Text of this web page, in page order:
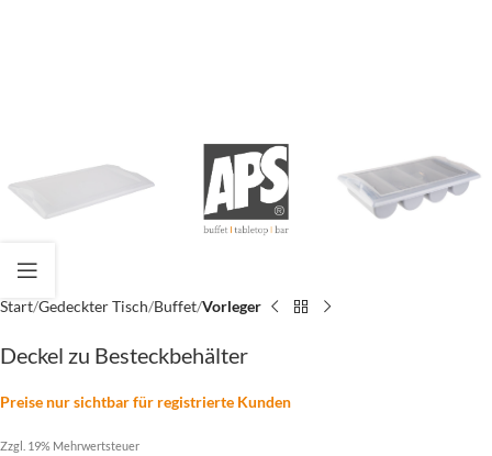
Start Gedeckter Tisch Buffet Vorleger
Deckel zu Besteckbehälter
Preise nur sichtbar für registrierte Kunden
Zzgl. 19% Mehrwertsteuer